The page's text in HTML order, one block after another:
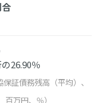
26.90％
証債務残高（平均）、
万円、％）